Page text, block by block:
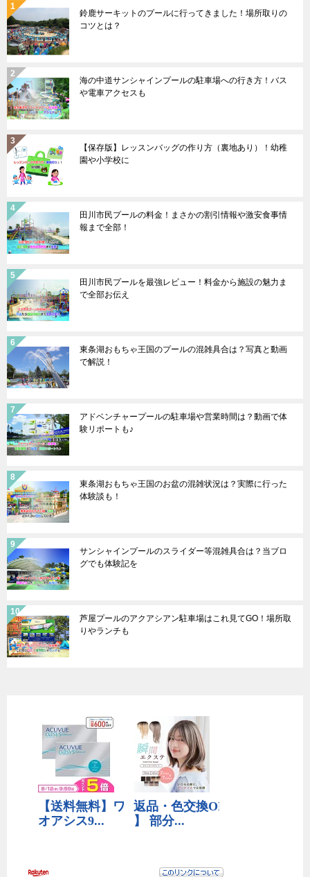
鈴鹿サーキットのプールに行ってきました！場所取りの
コツとは？
海の中道サンシャインプールの駐車場への行き方！バス
や電車アクセスも
【保存版】レッスンバッグの作り方（裏地あり）！幼稚
園や小学校に
田川市民プールの料金！まさかの割引情報や激安食事情
報まで全部！
田川市民プールを最強レビュー！料金から施設の魅力ま
で全部お伝え
東条湖おもちゃ王国のプールの混雑具合は？写真と動画
で解説！
アドベンチャープールの駐車場や営業時間は？動画で体
験リポートも♪
東条湖おもちゃ王国のお盆の混雑状況は？実際に行った
体験談も！
サンシャインプールのスライダー等混雑具合は？当ブロ
グでも体験記を
芦屋プールのアクアシアン駐車場はこれ見てGO！場所取
りやランチも